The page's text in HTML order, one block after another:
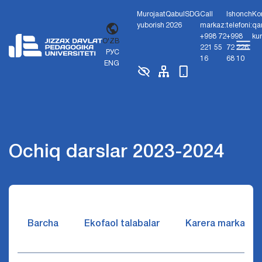
O'ZB
РУС
ENG
Murojaat
yuborish
Qabul
2026
SDGCall
markaz:
+998 72
221 55
16
Ishonch
telefoni:
+998
72 226
68 10
Ochiq darslar 2023-2024
Barcha Ekofaol talabalar Karera markazi